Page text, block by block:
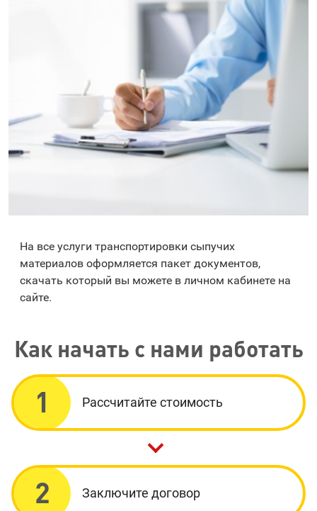
На все услуги транспортировки сыпучих
материалов оформляется пакет документов,
скачать который вы можете в личном кабинете на
сайте.
Как начать с нами работать
1 Рассчитайте стоимость
2 Заключите договор